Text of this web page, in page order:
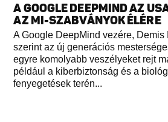
A GOOGLE DEEPMIND AZ
AZ MI-SZABVÁNYOK ÉLÉRE
A Google DeepMind vezére, Demis
szerint az új generációs
egyre komolyabb veszélyeket rejt
például a kiberbiztonság és a
fenyegetések terén...